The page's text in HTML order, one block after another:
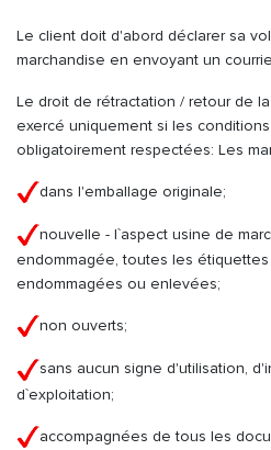
Le client doit d'abord déclarer sa
marchandise en envoyant un
Le droit de rétractation / retour de
exercé uniquement si les
obligatoirement respectées: Les
dans l'emballage originale;
nouvelle - l`aspect usine de
endommagée, toutes les
endommagées ou enlevées;
non ouverts;
sans aucun signe d'utilisation,
d`exploitation;
accompagnées de tous les